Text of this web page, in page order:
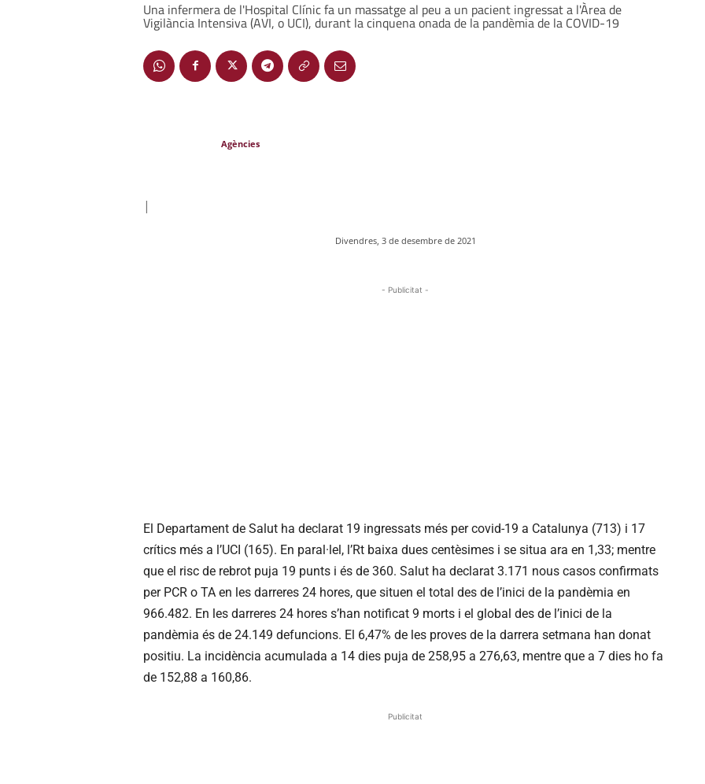
Una infermera de l'Hospital Clínic fa un massatge al peu a un pacient ingressat a l'Àrea de
Vigilància Intensiva (AVI, o UCI), durant la cinquena onada de la pandèmia de la COVID-19
Agències
|
Divendres, 3 de desembre de 2021
- Publicitat -
El Departament de Salut ha declarat 19 ingressats més per covid-19 a Catalunya (713) i 17
crítics més a l’UCI (165). En paral·lel, l’Rt baixa dues centèsimes i se situa ara en 1,33; mentre
que el risc de rebrot puja 19 punts i és de 360. Salut ha declarat 3.171 nous casos confirmats
per PCR o TA en les darreres 24 hores, que situen el total des de l’inici de la pandèmia en
966.482. En les darreres 24 hores s’han notificat 9 morts i el global des de l’inici de la
pandèmia és de 24.149 defuncions. El 6,47% de les proves de la darrera setmana han donat
positiu. La incidència acumulada a 14 dies puja de 258,95 a 276,63, mentre que a 7 dies ho fa
de 152,88 a 160,86.
Publicitat